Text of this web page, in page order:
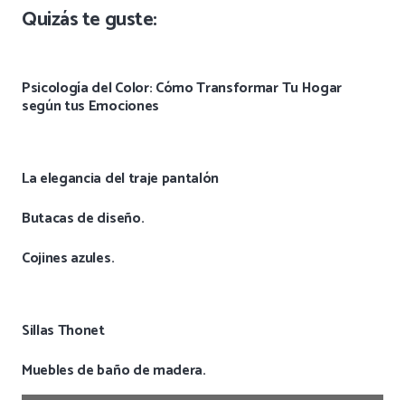
Quizás te guste:
Psicología del Color: Cómo Transformar Tu Hogar
según tus Emociones
La elegancia del traje pantalón
Butacas de diseño.
Cojines azules.
Sillas Thonet
Muebles de baño de madera.